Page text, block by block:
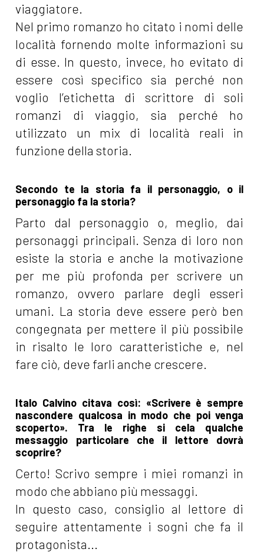
viaggiatore.
Nel primo romanzo ho citato i nomi delle
località fornendo molte informazioni su
di esse. In questo, invece, ho evitato di
essere così specifico sia perché non
voglio l’etichetta di scrittore di soli
romanzi di viaggio, sia perché ho
utilizzato un mix di località reali in
funzione della storia.
Secondo te la storia fa il personaggio, o il
personaggio fa la storia?
Parto dal personaggio o, meglio, dai
personaggi principali. Senza di loro non
esiste la storia e anche la motivazione
per me più profonda per scrivere un
romanzo, ovvero parlare degli esseri
umani. La storia deve essere però ben
congegnata per mettere il più possibile
in risalto le loro caratteristiche e, nel
fare ciò, deve farli anche crescere.
Italo Calvino citava così: «Scrivere è sempre
nascondere qualcosa in modo che poi venga
scoperto». Tra le righe si cela qualche
messaggio particolare che il lettore dovrà
scoprire?
Certo! Scrivo sempre i miei romanzi in
modo che abbiano più messaggi.
In questo caso, consiglio al lettore di
seguire attentamente i sogni che fa il
protagonista...